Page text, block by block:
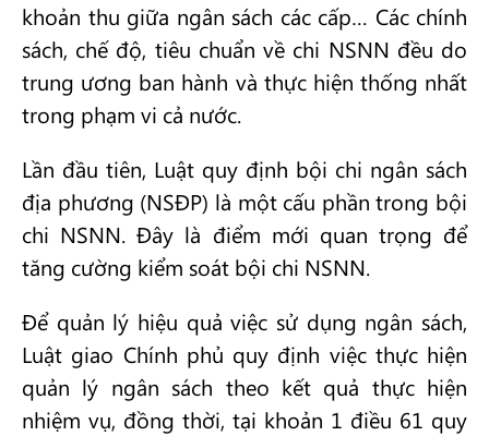
khoản thu giữa ngân sách các cấp… Các chính
sách, chế độ, tiêu chuẩn về chi NSNN đều do
trung ương ban hành và thực hiện thống nhất
trong phạm vi cả nước.
Lần đầu tiên, Luật quy định bội chi ngân sách
địa phương (NSĐP) là một cấu phần trong bội
chi NSNN. Đây là điểm mới quan trọng để
tăng cường kiểm soát bội chi NSNN.
Để quản lý hiệu quả việc sử dụng ngân sách,
Luật giao Chính phủ quy định việc thực hiện
quản lý ngân sách theo kết quả thực hiện
nhiệm vụ, đồng thời, tại khoản 1 điều 61 quy